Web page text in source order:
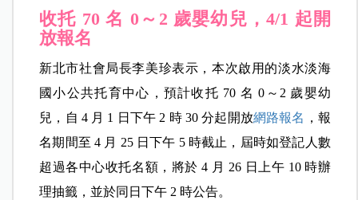
收托 70 名 0～2 歲嬰幼兒，4/1 起開
放報名
新北市社會局長李美珍表示，本次啟用的淡水淡海
國小公共托育中心，預計收托 70 名 0～2 歲嬰幼
兒，自 4 月 1 日下午 2 時 30 分起開放網路報名 ，報
名期間至 4 月 25 日下午 5 時截止，屆時如登記人數
超過各中心收托名額，將於 4 月 26 日上午 10 時辦
理抽籤，並於同日下午 2 時公告。